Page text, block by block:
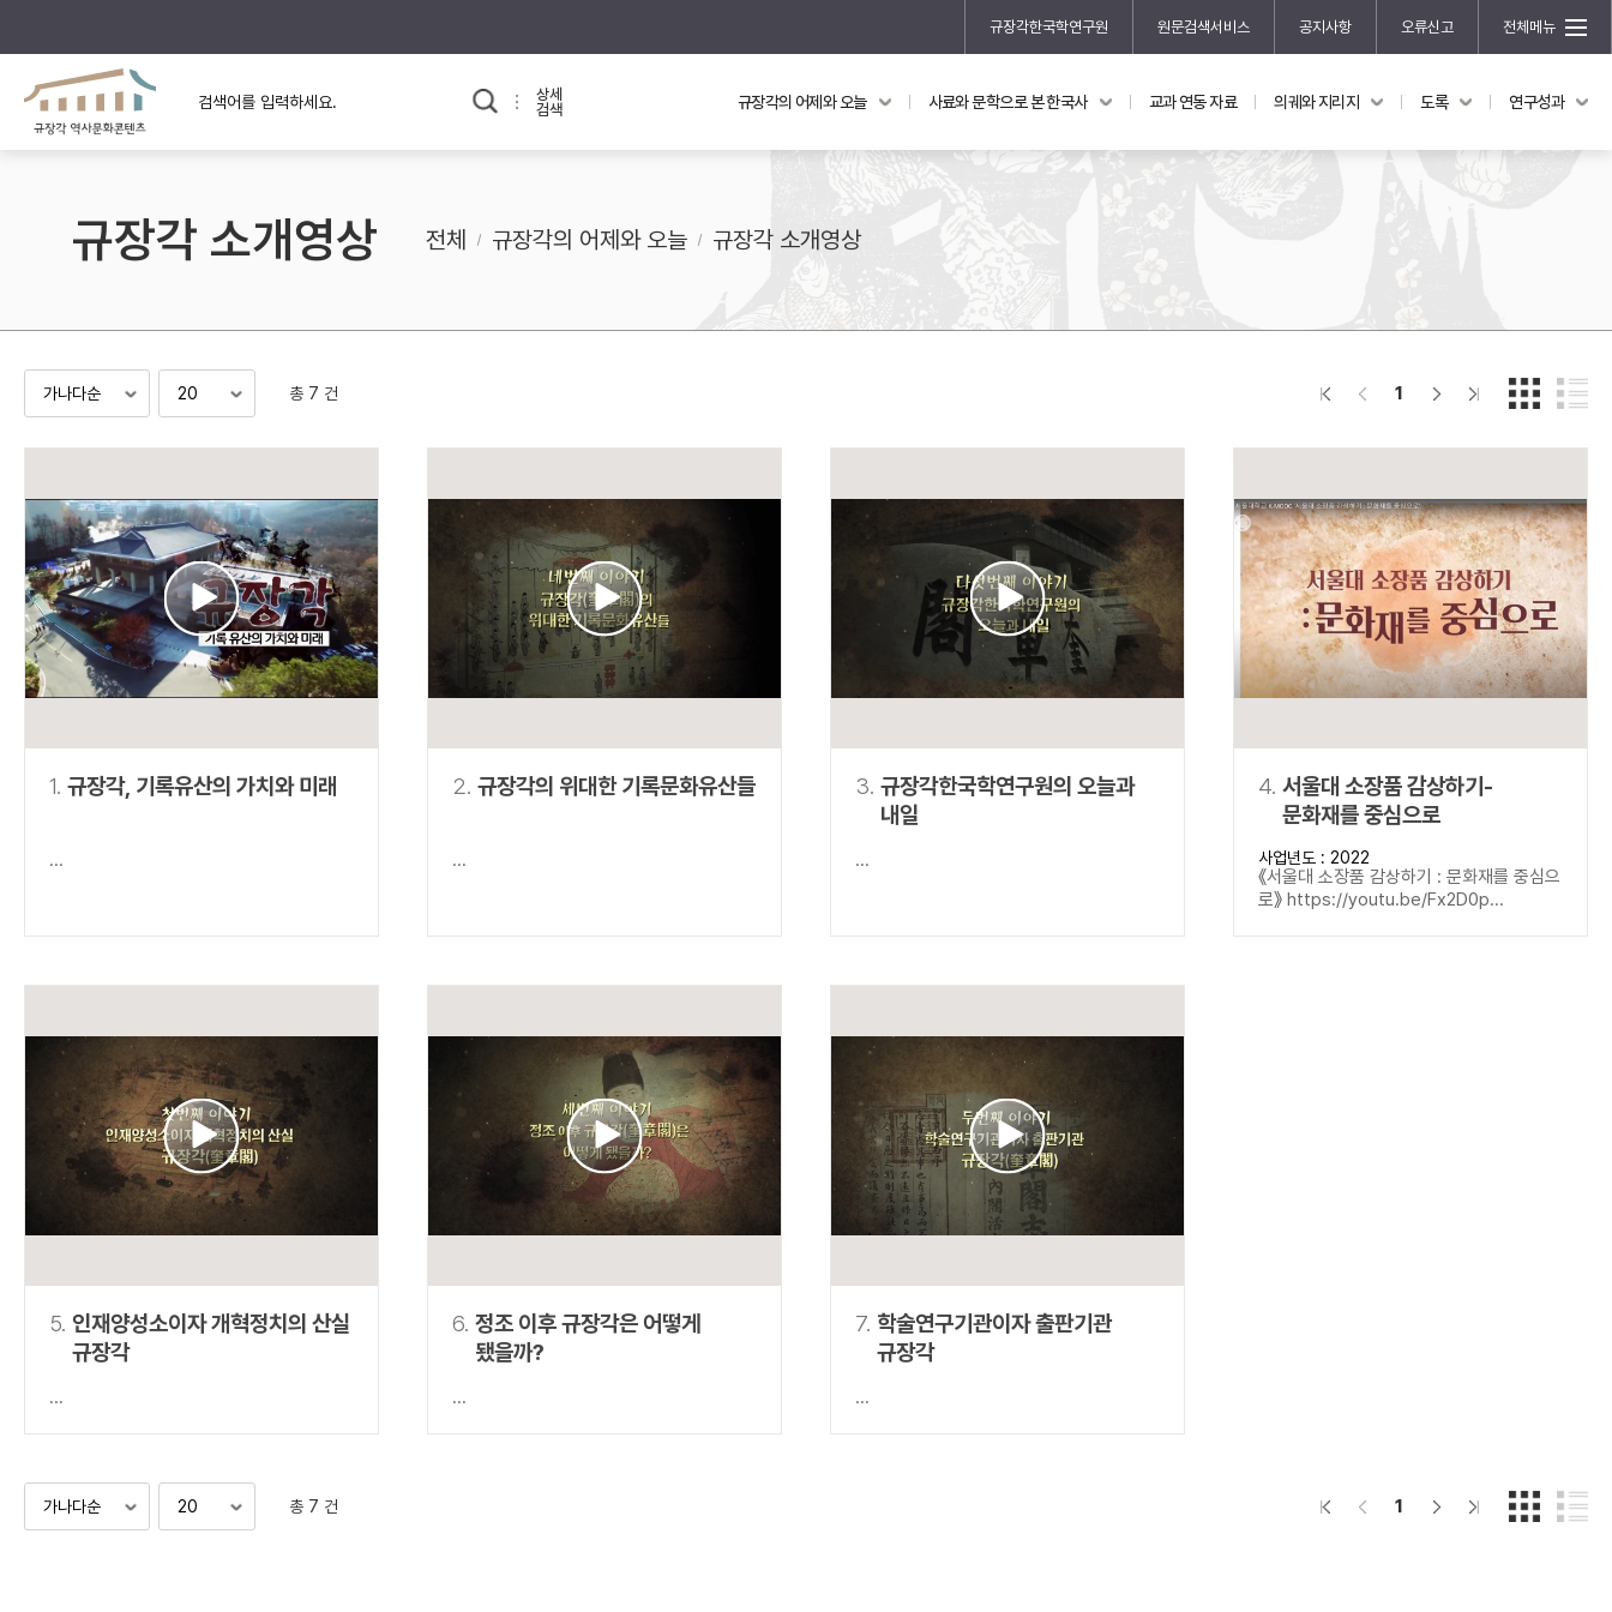
규장각한국학연구원 원문검색서비스 공지사항 오류신고 전체메뉴
규장각의 어제와 오늘
규장각 소개영상
사료와 문학으로 본
고대
고려
조선 후기
교과 연동 자료 의궤와 지리지
지리지 이야기
도록 연구성과
신진학자 초청 연구교류 사업
규장각-산기 연구비 지원 사업
홍재 한국학 펠로십 프로그램
상세
검색
검색 연산자 사용안내
연산자 사용 예 설명
AND 정조 AND 정약용
“정조”와 “정약용”이 동시에 포함된 자료를 검
OR 정조 OR 정약용 “정조” 또는 “정약용”이 포함된 자료를 검색
“정조”가 나온 후 “정약용”이 나오지 않는 자
동시에 여러 개의 연산자를 사용할 수 있습니다.
규장각의 어제와 오늘 사료와 문학으로 본 한국사 교과 연동 자료 의궤와 지리지 도록 연구성과
규장각 소개영상 전체 규장각의 어제와 오늘 규장각 소개영상
총 7 건 1
1. 규장각, 기록유산의 가치와 미래
...
2. 규장각의 위대한 기록문화유산들
...
3. 규장각한국학연구원의 오늘과
내일
...
4. 서울대 소장품 감상하기-
문화재를 중심으로
사업년도 : 2022
《서울대 소장품 감상하기 : 문화재를 중심으
로》 https://youtu.be/Fx2D0p...
5. 인재양성소이자 개혁정치의 산실
규장각
...
6. 정조 이후 규장각은 어떻게
됐을까?
...
7. 학술연구기관이자 출판기관
규장각
...
총 7 건 1